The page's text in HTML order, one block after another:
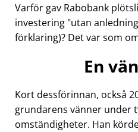
Varför gav Rabobank
investering utan anledning
förklaring)? Det var som
En
Kort dessförinnan, också
grundarens vänner under
omständigheter. Han